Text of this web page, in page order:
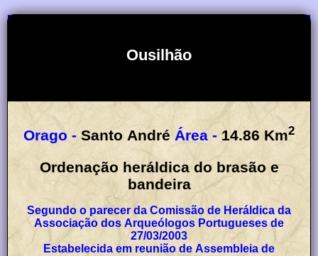
Ousilhão
Orago - Santo André Área - 14.86 Km2
Ordenação heráldica do brasão e
bandeira
Segundo o parecer da Comissão de Heráldica da
Associação dos Arqueólogos Portugueses de
27/03/2003
Estabelecida em reunião de Assembleia de